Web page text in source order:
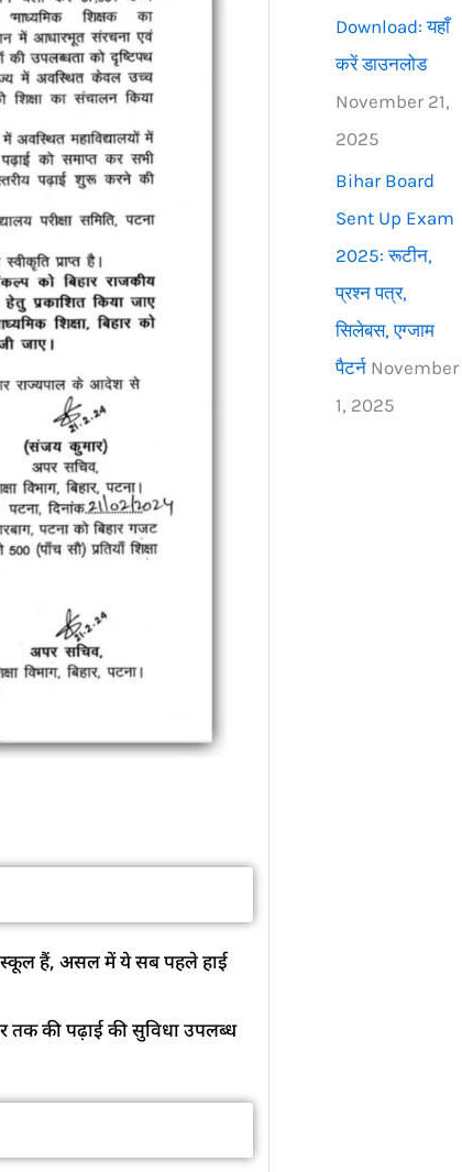
स्कूल हैं, असल में ये सब पहले हाई
तक की पढ़ाई की सुविधा उपलब्ध
Download: यहाँ
करें डाउनलोड
November 21,
2025
Bihar Board
Sent Up Exam
2025: रूटीन,
प्रश्न पत्र,
सिलेबस, एग्जाम
पैटर्न November
1, 2025